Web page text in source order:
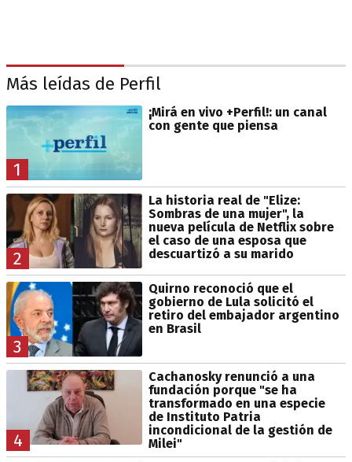
Más leídas de Perfil
1
¡Mirá en vivo +Perfil!: un canal
con gente que piensa
2
La historia real de "Elize:
Sombras de una mujer", la
nueva película de Netflix sobre
el caso de una esposa que
descuartizó a su marido
3
Quirno reconoció que el
gobierno de Lula solicitó el
retiro del embajador argentino
en Brasil
4
Cachanosky renunció a una
fundación porque "se ha
transformado en una especie
de Instituto Patria
incondicional de la gestión de
Milei"